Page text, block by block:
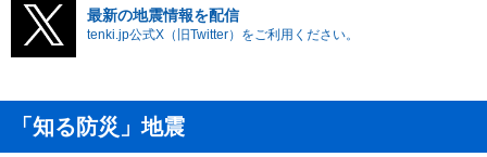
最新の地震情報を配信
tenki.jp公式X（旧Twitter）をご利用ください。
「知る防災」地震